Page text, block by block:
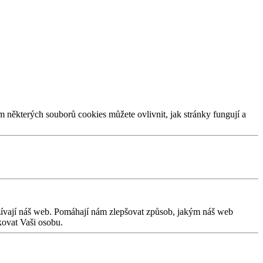
některých souborů cookies můžete ovlivnit, jak stránky fungují a
náš web. Pomáhají nám zlepšovat způsob, jakým náš web
Vaši osobu.